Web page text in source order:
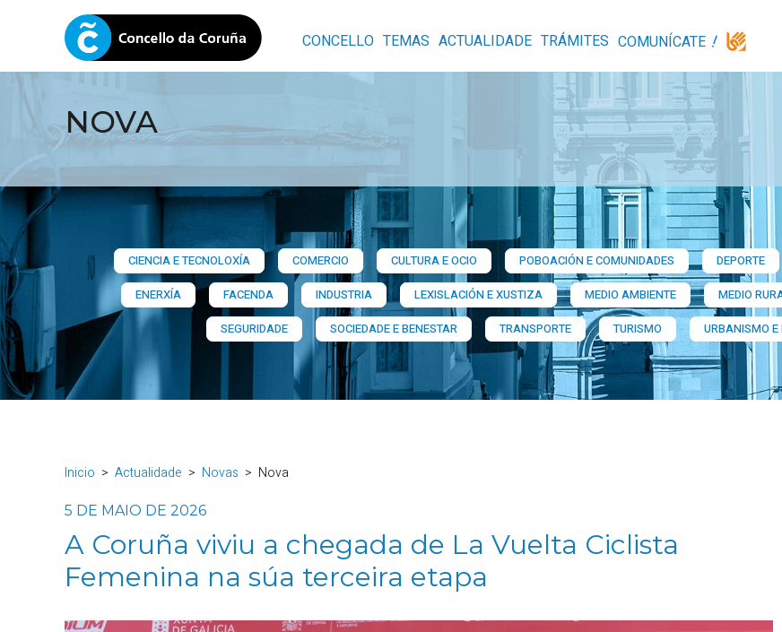
CONCELLO TEMAS ACTUALIDADE TRÁMITES COMUNÍCATE
NOVA
CIENCIA E TECNOLOXÍA COMERCIO CULTURA E OCIO POBOACIÓN E COMUNIDADES DEPORTE
ENERXÍA
FACENDA INDUSTRIA LEXISLACIÓN E XUSTIZA MEDIO AMBIENTE MEDIO
SEGURIDADE
SOCIEDADE E BENESTAR TRANSPORTE TURISMO URBANISMO E
Inicio Actualidade Novas Nova
5 DE MAIO DE 2026
A Coruña viviu a chegada de La Vuelta Ciclista
Femenina na súa terceira etapa